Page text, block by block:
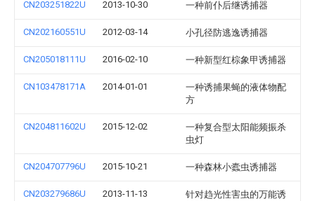
CN203251822U 2013-10-30 一种前仆后继诱捕器
CN202160551U 2012-03-14 小孔径防逃逸诱捕器
CN205018111U 2016-02-10 一种新型红棕象甲诱捕器
CN103478171A 2014-01-01
一种诱捕果蝇的液体物配
方
CN204811602U 2015-12-02
一种复合型太阳能频振杀
虫灯
CN204707796U 2015-10-21 一种森林小蠹虫诱捕器
CN203279686U 2013-11-13
针对趋光性害虫的万能诱